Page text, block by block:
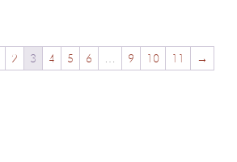
$ 67.300,00.
$
2 3 4 5 6 9 10 11 →